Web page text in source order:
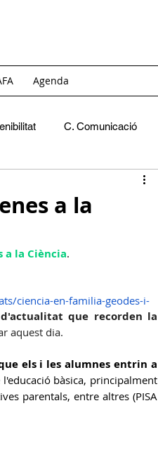
Agenda
C. Comunicació
C. Economica C. Pati
a la
a la Ciència.
ciencia-en-familia-geodes-i-
d'actualitat que recorden la
aquest dia.
els i les alumnes entrin a
bàsica, principalment
parentals, entre altres (PISA